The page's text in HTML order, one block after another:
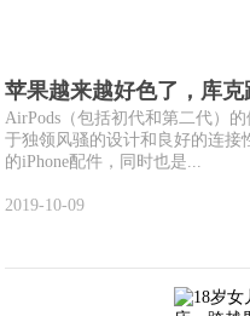
苹果越来越好色了，库克
AirPods（包括初代和第二代）
于独领风骚的设计和良好的连接
的iPhone配件，同时也是...
2019-10-09